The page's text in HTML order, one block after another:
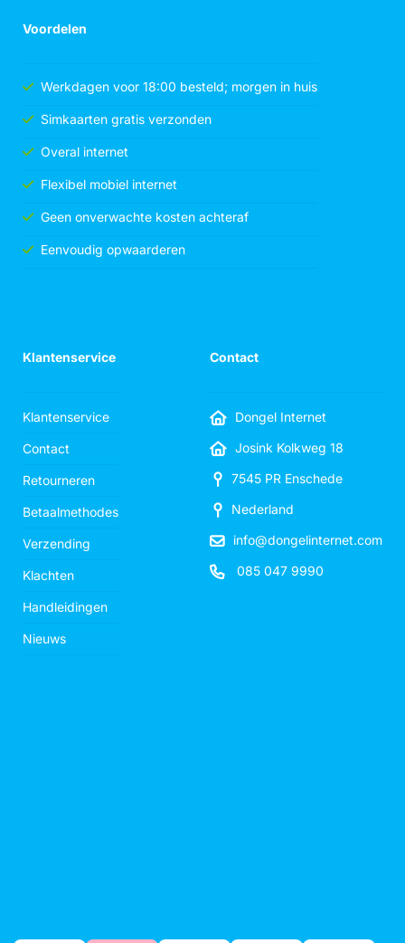
Voordelen
Werkdagen voor 18:00 besteld; morgen in huis
Simkaarten gratis verzonden
Overal internet
Flexibel mobiel internet
Geen onverwachte kosten achteraf
Eenvoudig opwaarderen
Klantenservice
Klantenservice
Contact
Retourneren
Betaalmethodes
Verzending
Klachten
Handleidingen
Nieuws
Contact
Dongel Internet
Josink Kolkweg 18
7545 PR Enschede
Nederland
info@dongelinternet.com
085 047 9990